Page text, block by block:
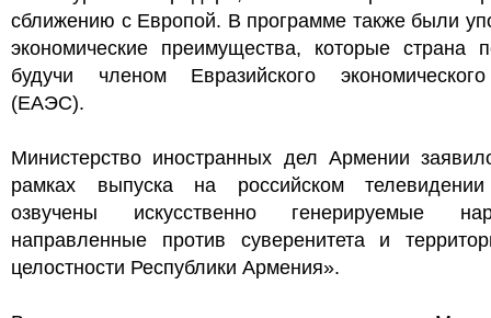
сближению с Европой. В программе также были
экономические преимущества, которые страна
будучи членом Евразийского
(ЕАЭС).
Министерство иностранных дел Армении
рамках выпуска на российском
озвучены искусственно генерируемые
направленные против суверенитета и
целостности Республики Армения».